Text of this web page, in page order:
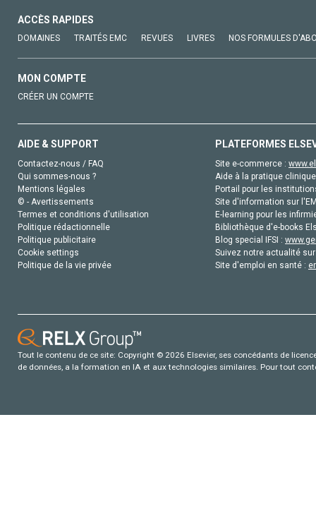
ACCÈS RAPIDES
DOMAINES TRAITÉS EMC REVUES LIVRES NOS FORMULES
MON COMPTE
CRÉER UN COMPTE
AIDE & SUPPORT
Contactez-nous / FAQ
Qui sommes-nous ?
Mentions légales
© - Avertissements
Termes et conditions d'utilisation
Politique rédactionnelle
Politique publicitaire
Cookie settings
Politique de la vie privée
PLATEFORMES
Site e-commerce :
Aide à la pratique
Portail pour les
Site d'information sur
E-learning pour les
Bibliothèque d'e-books
Blog special IFSI :
Suivez notre actualité
Site d'emploi en santé :
Tout le contenu de ce site: Copyright © 2026 Elsevier, ses concédants de
de données, a la formation en IA et aux technologies similaires. Pour tout